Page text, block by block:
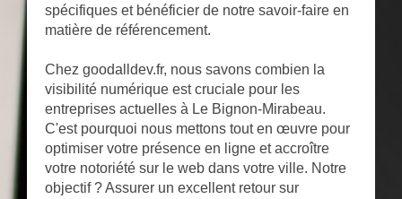
spécifiques et bénéficier de notre savoir-faire en
matière de référencement.
Chez goodalldev.fr, nous savons combien la
visibilité numérique est cruciale pour les
entreprises actuelles à Le Bignon-Mirabeau.
C'est pourquoi nous mettons tout en œuvre pour
optimiser votre présence en ligne et accroître
votre notoriété sur le web dans votre ville. Notre
objectif ? Assurer un excellent retour sur